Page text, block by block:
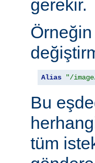
gerekir.
Alias "/
Bu
tüm